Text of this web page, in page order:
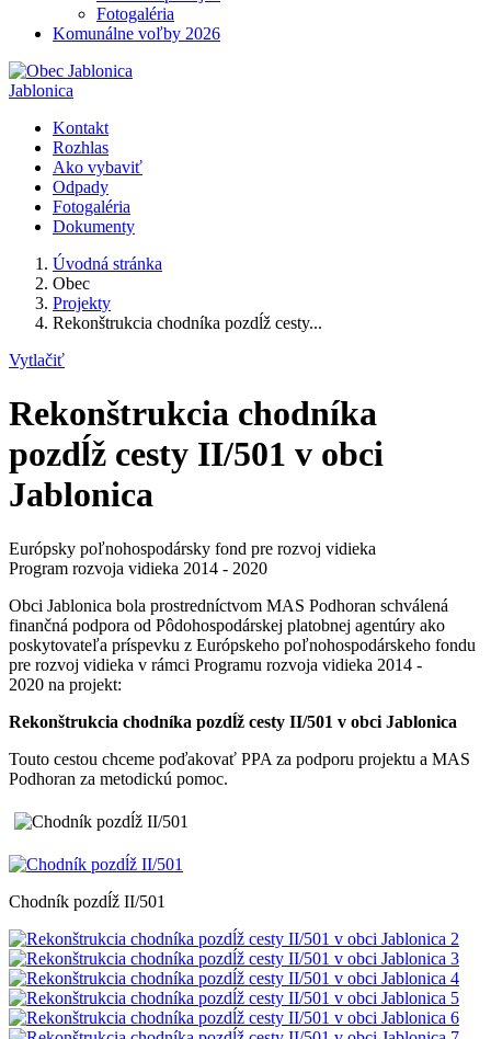
Fotogaléria
Komunálne voľby 2026
Jablonica
Kontakt
Rozhlas
Ako vybaviť
Odpady
Fotogaléria
Dokumenty
Úvodná stránka
Obec
Projekty
Rekonštrukcia chodníka pozdĺž cesty...
Vytlačiť
Rekonštrukcia chodníka
pozdĺž cesty II/501 v obci
Jablonica
Európsky poľnohospodársky fond pre rozvoj vidieka
Program rozvoja vidieka 2014 - 2020
Obci Jablonica bola prostredníctvom MAS Podhoran schválená
finančná podpora od Pôdohospodárskej platobnej agentúry ako
poskytovateľa príspevku z Európskeho poľnohospodárskeho fondu
pre rozvoj vidieka v rámci Programu rozvoja vidieka 2014 -
2020 na projekt:
Rekonštrukcia chodníka pozdĺž cesty II/501 v obci Jablonica
Touto cestou chceme poďakovať PPA za podporu projektu a MAS
Podhoran za metodickú pomoc.
Chodník pozdĺž II/501